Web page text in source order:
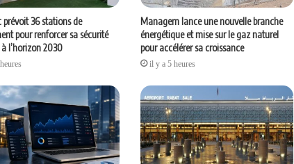
prévoit 36 stations de
pour renforcer sa sécurité
l’horizon 2030
Managem lance une nouvelle branche
énergétique et mise sur le gaz naturel
pour accélérer sa croissance
il y a 5 heures